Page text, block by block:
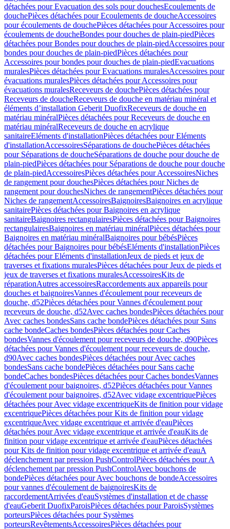
détachées pour Evacuation des sols pour douchesEcoulements de
douchePièces détachées pour Ecoulements de doucheAccessoires
pour écoulements de douchePièces détachées pour Accessoires pour
écoulements de doucheBondes pour douches de plain-piedPièces
détachées pour Bondes pour douches de plain-piedAccessoires pour
bondes pour douches de plain-piedPièces détachées pour
Accessoires pour bondes pour douches de plain-piedEvacuations
muralesPièces détachées pour Evacuations muralesAccessoires pour
évacuations muralesPièces détachées pour Accessoires pour
évacuations muralesReceveurs de douchePièces détachées pour
Receveurs de doucheReceveurs de douche en matériau minéral et
éléments d’installation Geberit DuofixReceveurs de douche en
matériau minéralPièces détachées pour Receveurs de douche en
matériau minéralReceveurs de douche en acrylique
sanitaireEléments d'installationPièces détachées pour Eléments
d'installationAccessoiresSéparations de douchePièces détachées
pour Séparations de doucheSéparations de douche pour douche de
plain-piedPièces détachées pour Séparations de douche pour douche
de plain-piedAccessoiresPièces détachées pour AccessoiresNiches
de rangement pour douchesPièces détachées pour Niches de
rangement pour douchesNiches de rangementPièces détachées pour
Niches de rangementAccessoiresBaignoiresBaignoires en acrylique
sanitairePièces détachées pour Baignoires en acrylique
sanitaireBaignoires rectangulairesPièces détachées pour Baignoires
rectangulairesBaignoires en matériau minéralPièces détachées pour
Baignoires en matériau minéralBaignoires pour bébésPièces
détachées pour Baignoires pour bébésEléments d'installationPièces
détachées pour Eléments d'installationJeux de pieds et jeux de
traverses et fixations muralesPièces détachées pour Jeux de pieds et
jeux de traverses et fixations muralesAccessoiresKits de
réparationAutres accessoiresRaccordements aux appareils pour
douches et baignoiresVannes d'écoulement pour receveurs de
douche, d52Pièces détachées pour Vannes d'écoulement pour
receveurs de douche, d52Avec caches bondesPièces détachées pour
Avec caches bondesSans cache bondePièces détachées pour Sans
cache bondeCaches bondesPièces détachées pour Caches
bondesVannes d'écoulement pour receveurs de douche, d90Pièces
détachées pour Vannes d'écoulement pour receveurs de douche,
d90Avec caches bondesPièces détachées pour Avec caches
bondesSans cache bondePièces détachées pour Sans cache
bondeCaches bondesPièces détachées pour Caches bondesVannes
d'écoulement pour baignoires, d52Pièces détachées pour Vannes
d'écoulement pour baignoires, d52Avec vidage excentriquePièces
détachées pour Avec vidage excentriqueKits de finition pour vidage
excentriquePièces détachées pour Kits de finition pour vidage
excentriqueAvec vidage excentrique et arrivée d'eauPièces
détachées pour Avec vidage excentrique et arrivée d'eauKits de
finition pour vidage excentrique et arrivée d'eauPièces détachées
pour Kits de finition pour vidage excentrique et arrivée d'eauA
déclenchement par pression PushControlPièces détachées pour A
déclenchement par pression PushControlAvec bouchons de
bondePièces détachées pour Avec bouchons de bondeAccessoires
pour vannes d'écoulement de baignoiresKits de
raccordementArrivées d'eauSystèmes d'installation et de chasse
d'eauGeberit DuofixParoisPièces détachées pour ParoisSystèmes
porteursPièces détachées pour Systèmes
porteursRevêtementsAccessoiresPièces détachées pour